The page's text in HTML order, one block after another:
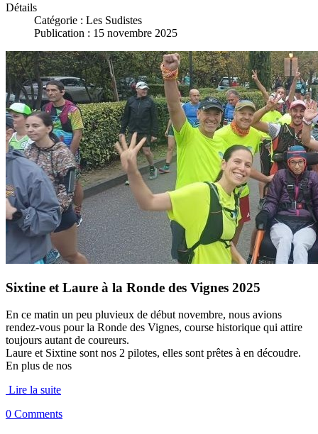
Détails
Catégorie : Les Sudistes
Publication : 15 novembre 2025
Sixtine et Laure à la Ronde des Vignes 2025
En ce matin un peu pluvieux de début novembre, nous avions
rendez-vous pour la Ronde des Vignes, course historique qui attire
toujours autant de coureurs.
Laure et Sixtine sont nos 2 pilotes, elles sont prêtes à en découdre.
En plus de nos
Lire la suite
0 Comments